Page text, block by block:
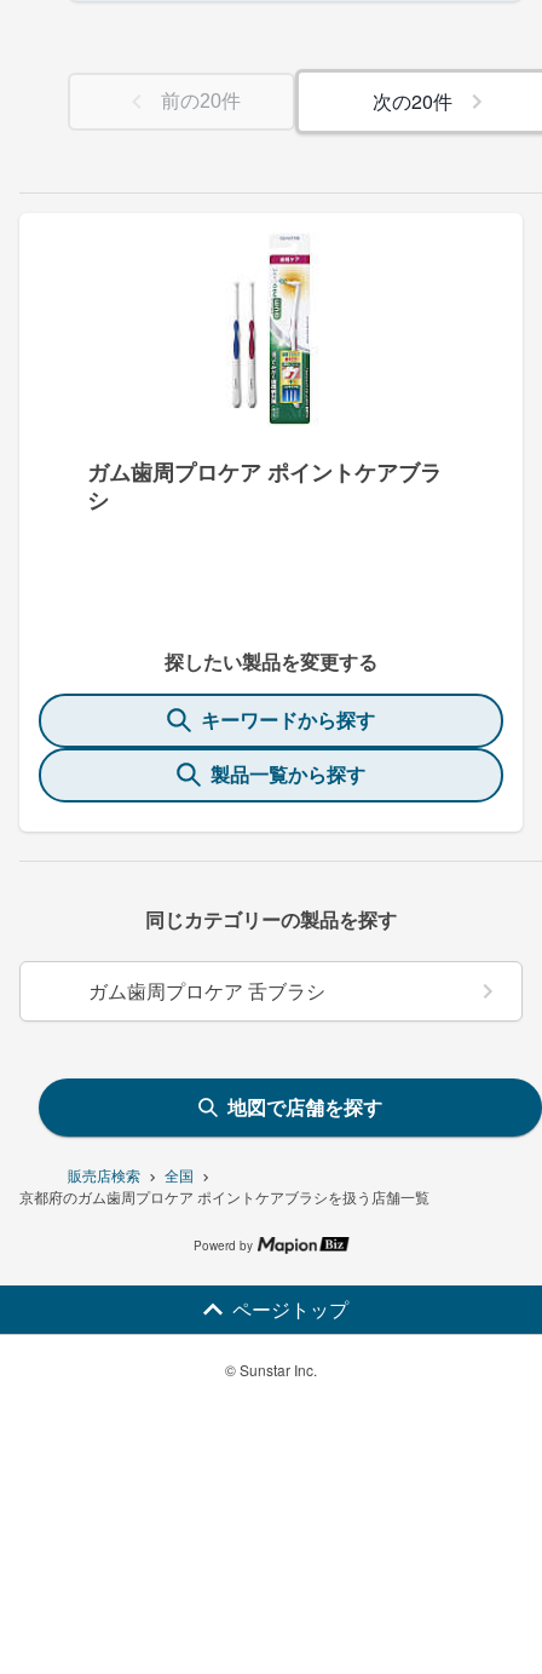
販売店検索
全国
京都府のガム歯周プロケア ポイントケアブラシを扱う店舗一覧
ガム歯周プロケア ポイントケアブラ
シ
探したい製品を変更する
キーワードから探す
製品一覧から探す
同じカテゴリーの製品を探す
ガム歯周プロケア 舌ブラシ
前の20件 次の20件
地図で店舗を探す
Powerd by
ページトップ
© Sunstar Inc.